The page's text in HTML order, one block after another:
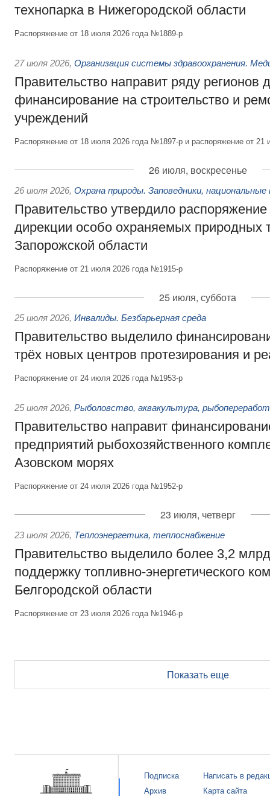
технопарка в Нижегородской области
Распоряжение от 18 июля 2026 года №1889-р
27 июля 2026, Организация системы здравоохранения.
Правительство направит ряду регионов
финансирование на строительство и
учреждений
Распоряжение от 18 июля 2026 года №1897-р и распоряжение от
26 июля, воскресенье
26 июля 2026, Охрана природы. Заповедники, национальные
Правительство утвердило
дирекции особо охраняемых природных
Запорожской области
Распоряжение от 21 июля 2026 года №1915-р
25 июля, суббота
25 июля 2026, Инвалиды. Безбарьерная среда
Правительство выделило
трёх новых центров протезирования и
Распоряжение от 24 июля 2026 года №1953-р
25 июля 2026, Рыболовство, аквакультура,
Правительство направит
предприятий рыбохозяйственного
Азовском морях
Распоряжение от 24 июля 2026 года №1952-р
23 июля, четверг
23 июля 2026, Теплоэнергетика, теплоснабжение
Правительство выделило более 3,2
поддержку топливно-энергетического
Белгородской области
Распоряжение от 23 июля 2026 года №1946-р
Показать еще
Подписка
Архив
Написать в
Карта сайта